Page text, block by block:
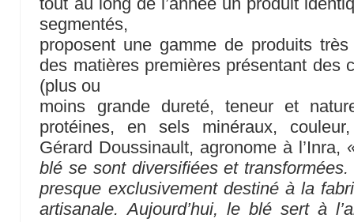
segmentés,
proposent une gamme de produits
des matières premières présentant des
(plus ou
moins grande dureté, teneur et
protéines, en sels minéraux,
Gérard Doussinault, agronome à l’Inra,
blé se sont diversifiées et
presque exclusivement destiné à la
artisanale. Aujourd’hui, le blé sert à